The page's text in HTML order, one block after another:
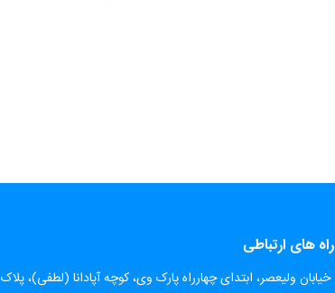
راه های ارتباطی
​خیابان ولیعصر، ابتدای چهارراه پارک وی، کوچه آپادانا (لطفی)، پلاک ۳